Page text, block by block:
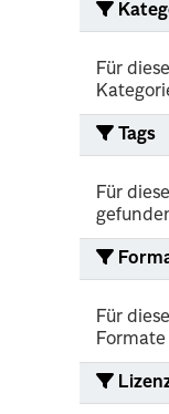
Für
Tags
Für
Für